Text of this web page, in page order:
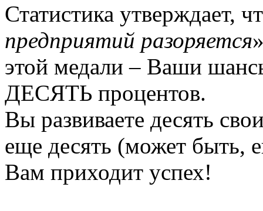
Статистика утверждает,
предприятий разоряется
этой медали – Ваши
ДЕСЯТЬ процентов.
Вы развиваете десять
еще десять (может быть,
Вам приходит успех!